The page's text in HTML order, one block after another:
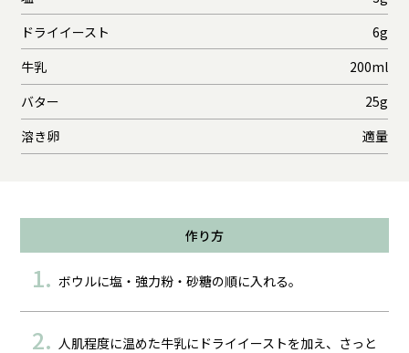
ドライイースト
6g
牛乳
200ml
バター
25g
溶き卵
適量
作り方
ボウルに塩・強力粉・砂糖の順に入れる。
人肌程度に温めた牛乳にドライイーストを加え、さっと